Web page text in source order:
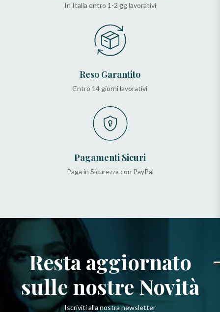
In Italia entro 1-2 gg lavorativi
Reso Garantito
Entro 14 giorni lavorativi
Pagamenti Sicuri
Paga in Sicurezza con PayPal
Resta aggiornato
sulle nostre Novità
Iscriviti alla nostra newsletter